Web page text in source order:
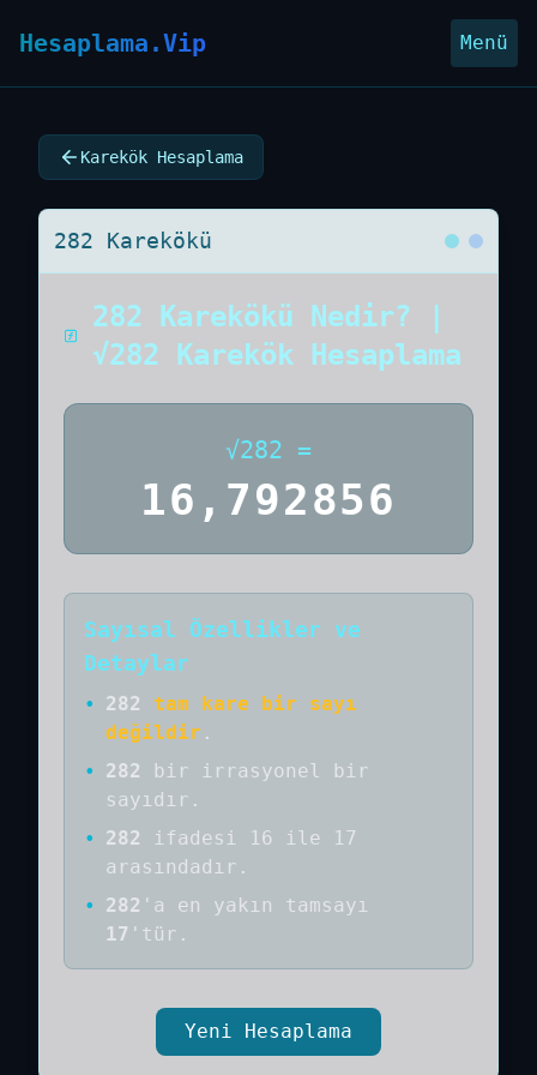
Hesaplama.Vip Menü
Karekök Hesaplama
282 Karekökü
282 Karekökü Nedir? |
√282 Karekök Hesaplama
√282 =
16,792856
Sayısal Özellikler ve
Detaylar
• 282
tam kare bir sayı
değildir .
•
282 bir
irrasyonel bir
sayıdır .
•
282
ifadesi 16 ile 17
arasındadır.
•
282 'a en yakın tamsayı
17 'tür.
Yeni Hesaplama